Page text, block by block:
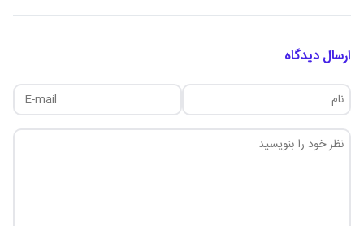
ارسال دیدگاه